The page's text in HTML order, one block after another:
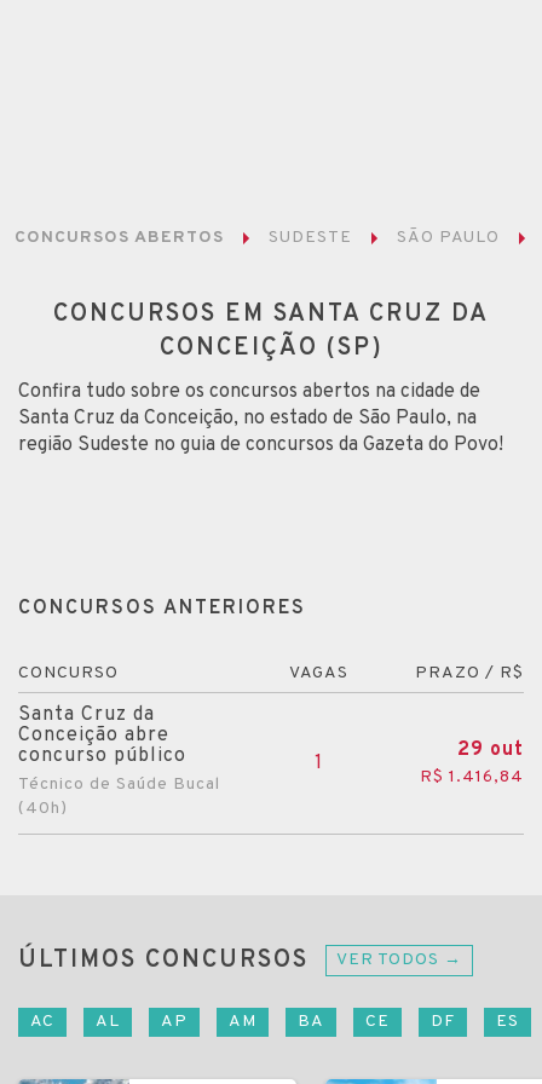
CONCURSOS ABERTOS SUDESTE SÃO PAULO
CONCURSOS EM SANTA CRUZ DA
CONCEIÇÃO (SP)
Confira tudo sobre os concursos abertos na cidade de
Santa Cruz da Conceição, no estado de São Paulo, na
região Sudeste no guia de concursos da Gazeta do Povo!
CONCURSOS ANTERIORES
CONCURSO VAGAS PRAZO / R$
Santa Cruz da
Conceição abre
concurso público
Técnico de Saúde Bucal
(40h)
1
29 out
R$ 1.416,84
ÚLTIMOS CONCURSOS VER TODOS →
AC AL AP AM BA CE DF ES